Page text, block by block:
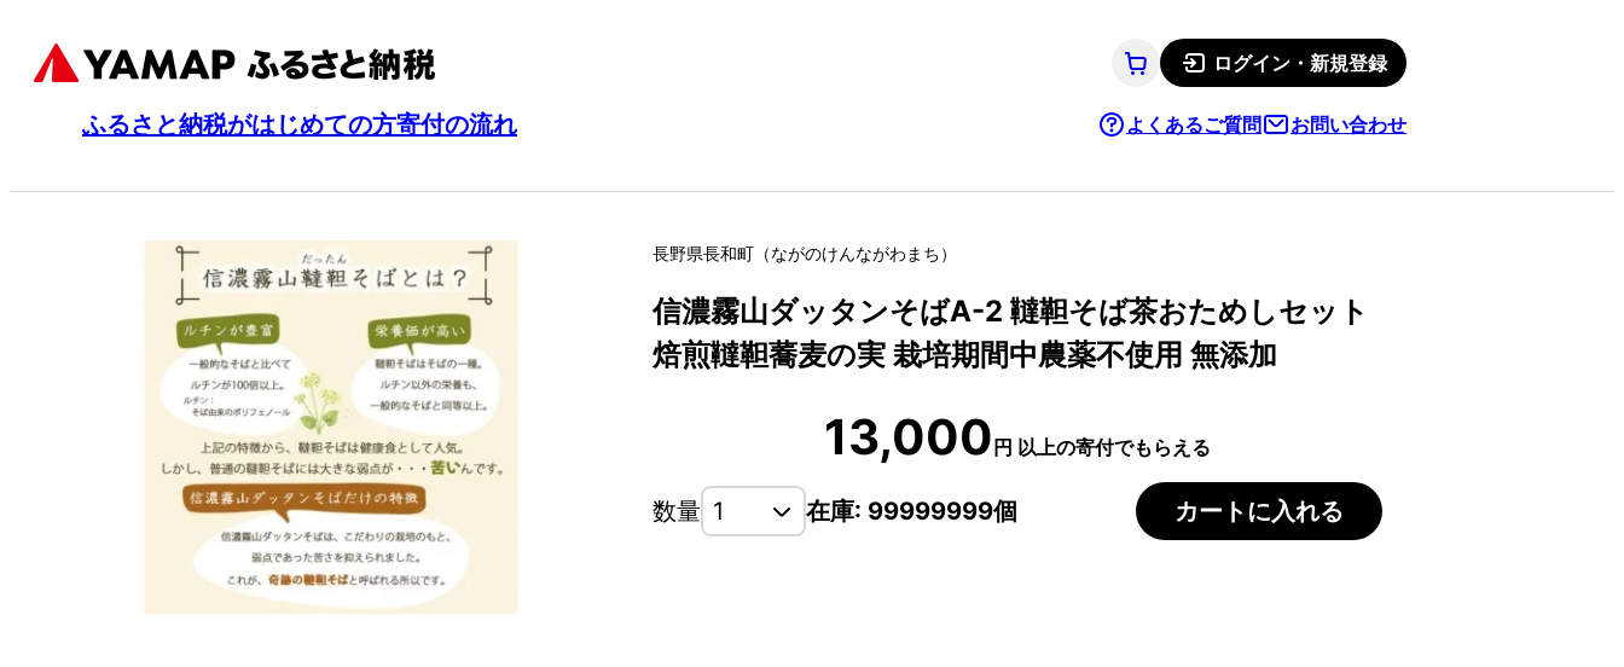
ログイン・新規登録
ふるさと納税がはじめての方寄付の流れ よくあるご質問 お問い合わせ
長野県長和町 （ながのけんながわまち）
信濃霧山ダッタンそばA-2 韃靼そば茶おためしセット
焙煎韃靼蕎麦の実 栽培期間中農薬不使用 無添加
13,000円 以上の寄付でもらえる
数量 在庫: 99999999個 カートに入れる